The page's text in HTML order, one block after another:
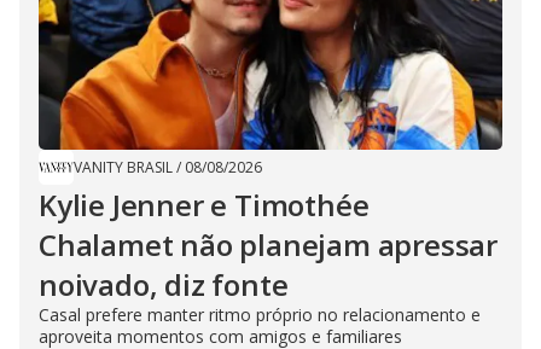
VANITY BRASIL/ 08/08/2026
Kylie Jenner e Timothée
Chalamet não planejam apressar
noivado, diz fonte
Casal prefere manter ritmo próprio no relacionamento e
aproveita momentos com amigos e familiares